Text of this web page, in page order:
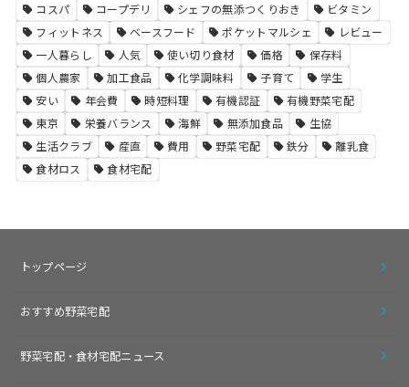
コスパ
コープデリ シェフの無添つくりおき
ビタミン
フィットネス
ベースフード ポケットマルシェ
レビュー
一人暮らし
人気 使い切り食材 価格
保存料
個人農家
加工食品 化学調味料 子育て
学生
安い
年会費 時短料理 有機認証
有機野菜宅配
東京
栄養バランス 海鮮 無添加食品
生協
生活クラブ
産直 費用 野菜宅配 鉄分
離乳食
食材ロス
食材宅配
トップページ
おすすめ野菜宅配
野菜宅配・食材宅配ニュース